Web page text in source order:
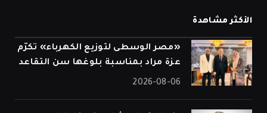
الأكثر مشاهدة
«مصر الوسطى لتوزيع الكهرباء» تكرّم
عزة مراد بمناسبة بلوغها سن التقاعد
2026-08-06